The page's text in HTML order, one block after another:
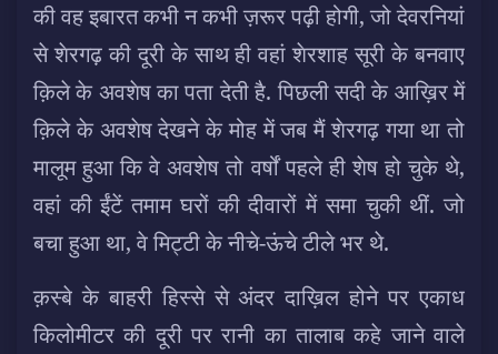
की वह इबारत कभी न कभी ज़रूर पढ़ी होगी, जो देवरनियां
से शेरगढ़ की दूरी के साथ ही वहां शेरशाह सूरी के बनवाए
क़िले के अवशेष का पता देती है. पिछली सदी के आख़िर में
क़िले के अवशेष देखने के मोह में जब मैं शेरगढ़ गया था तो
मालूम हुआ कि वे अवशेष तो वर्षों पहले ही शेष हो चुके थे,
वहां की ईंटें तमाम घरों की दीवारों में समा चुकी थीं. जो
बचा हुआ था, वे मिट्टी के नीचे-ऊंचे टीले भर थे.
क़स्बे के बाहरी हिस्से से अंदर दाख़िल होने पर एकाध
किलोमीटर की दूरी पर रानी का तालाब कहे जाने वाले